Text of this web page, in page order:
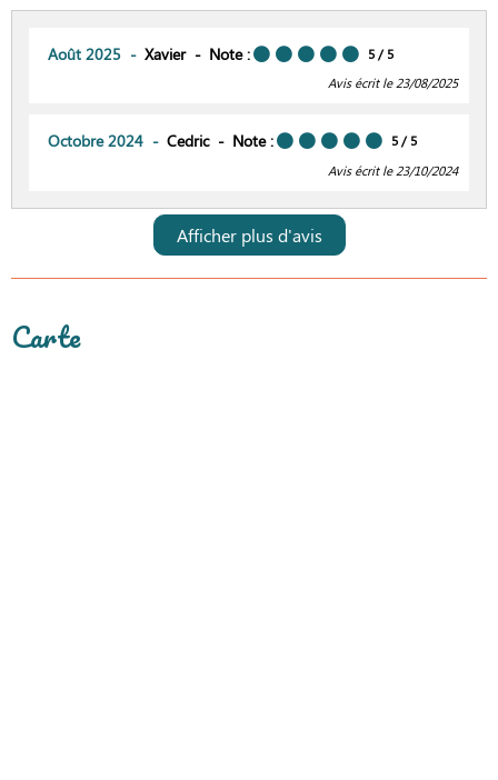
Août 2025 Xavier Note : 5 / 5
Avis écrit le 23/08/2025
Octobre 2024 Cedric Note : 5 / 5
Avis écrit le 23/10/2024
Afficher plus d'avis
Carte